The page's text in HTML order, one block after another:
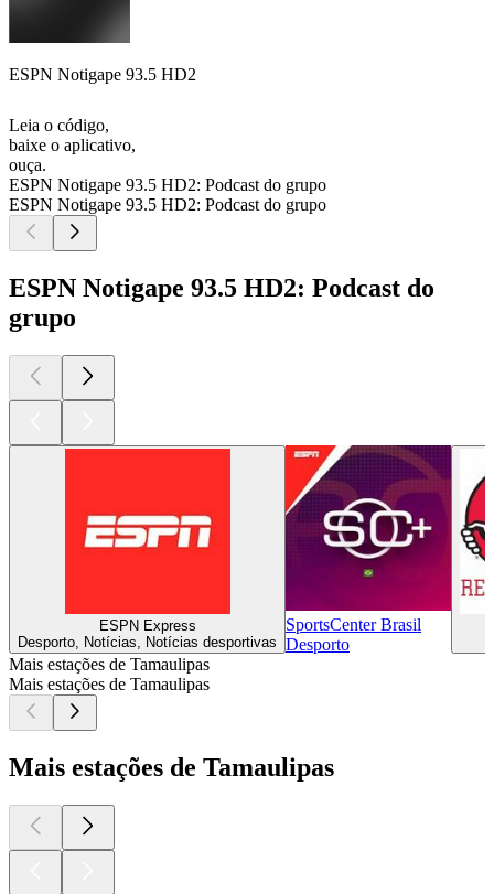
ESPN Notigape 93.5 HD2
Leia o código,
baixe o aplicativo,
ouça.
ESPN Notigape 93.5 HD2: Podcast do grupo
ESPN Notigape 93.5 HD2: Podcast do grupo
ESPN Notigape 93.5 HD2: Podcast do
grupo
ESPN Express
Desporto, Notícias, Notícias desportivas
SportsCenter Brasil
Desporto
Mais estações de Tamaulipas
Mais estações de Tamaulipas
Mais estações de Tamaulipas